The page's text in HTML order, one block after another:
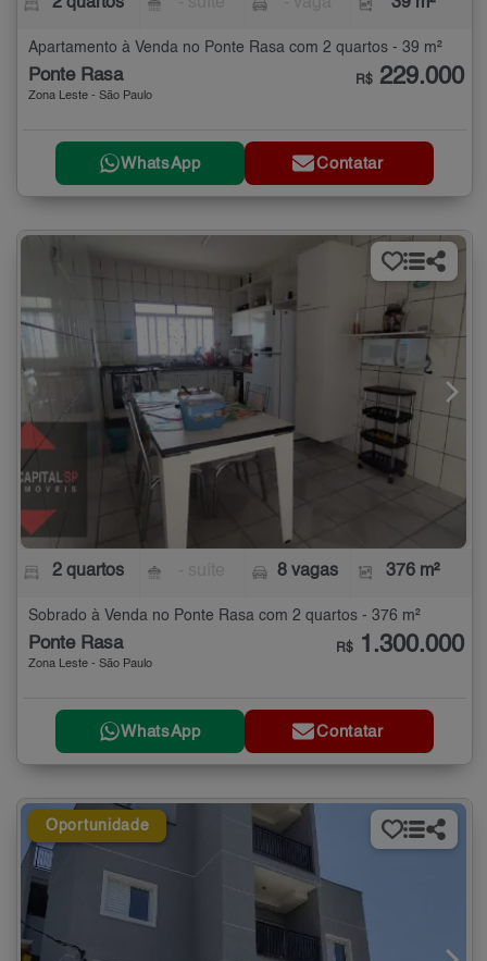
Apartamento à Venda no Ponte Rasa com 2 quartos - 39 m²
Ponte Rasa
Zona Leste - São Paulo
R$ 229.000
WhatsApp Contatar
2 quartos 8 vagas 376 m²
Sobrado à Venda no Ponte Rasa com 2 quartos - 376 m²
Ponte Rasa
Zona Leste - São Paulo
R$ 1.300.000
WhatsApp Contatar
Oportunidade